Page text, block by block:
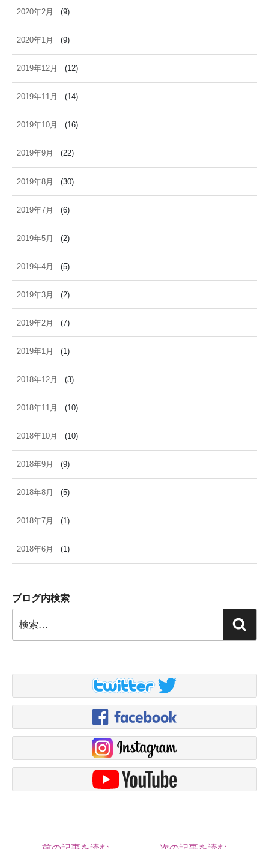
2020年2月 (9)
2020年1月 (9)
2019年12月 (12)
2019年11月 (14)
2019年10月 (16)
2019年9月 (22)
2019年8月 (30)
2019年7月 (6)
2019年5月 (2)
2019年4月 (5)
2019年3月 (2)
2019年2月 (7)
2019年1月 (1)
2018年12月 (3)
2018年11月 (10)
2018年10月 (10)
2018年9月 (9)
2018年8月 (5)
2018年7月 (1)
2018年6月 (1)
ブログ内検索
索